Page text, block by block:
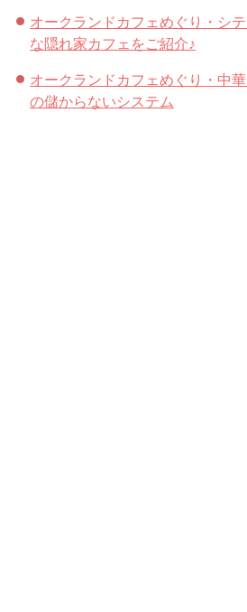
オークランドカフェめぐり・シ
な隠れ家カフェをご紹介♪
オークランドカフェめぐり・中
の儲からないシステム